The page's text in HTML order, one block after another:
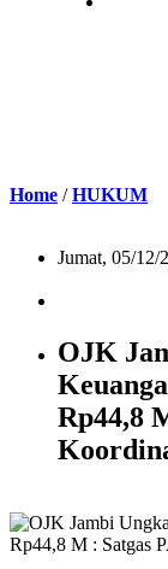
Home /HUKUM
Jumat, 05/
OJK
Rp44,8